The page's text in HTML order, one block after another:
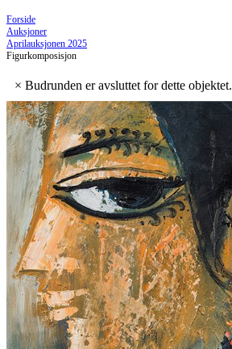
Forside
Auksjoner
Aprilauksjonen 2025
Figurkomposisjon
× Budrunden er avsluttet for dette objektet.